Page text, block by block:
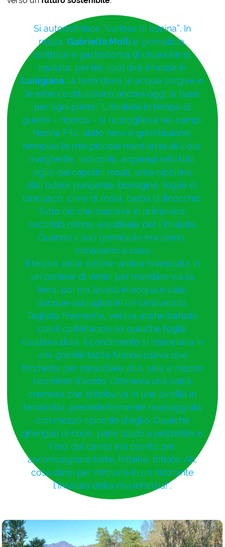
Si autodefinisce “curiosa di cucina”. In
realtà, Gabriella Molli è giornalista,
scrittrice e gastronoma di chiara fama.
Insalata, per lei, vuol dire infanzia in
Lunigiana, la terra dove le acque sorgive e
le erbe costituiscono ancora oggi la base
per ogni piatto. “L’insalata in tempo di
guerra – ricorda – si raccoglieva nei campi.
Nonna Filò, abito nero e grembiulone,
riempiva le mie piccole mani unite di viole,
margherite, radicchio, asparagi selvatici,
aglio dai capolini rosati, erba cipollina
dall’odore pungente, borragine, foglie di
tarassaco, cime di mora, barba di finocchio.
Tutto ciò che nasceva in primavera,
secondo nonna, era ideale per l’insalata.
Quando il suo grembiule era pieno,
tornavamo a casa.
Il tesoro delle colline veniva rovesciato in
un paniere di vimini per mandare via la
terra, poi era lavato in acqua e sale,
dunque asciugato in un canovaccio.
Tagliato finemente, veniva anche battuto
con il coltellaccio se qualche foglia
risultava dura. Il condimento si miscelava in
una grande tazza. Nonna usava due
forchette per mescolare olio, sale e mezzo
bicchiere d’aceto. Otteneva una salsa
cremosa che distribuiva in una pirofila in
terracotta, precedentemente massaggiata
con mezzo spicchio d’aglio. Qualche
gheriglio di noce, pane caldo a pezzettini e
l’oro dei campi era pronto per
accompagnare torte, frittelle, frittate. Ah,
cosa darei per ritrovare in un ristorante
l’insalata della mia infanzia!”.